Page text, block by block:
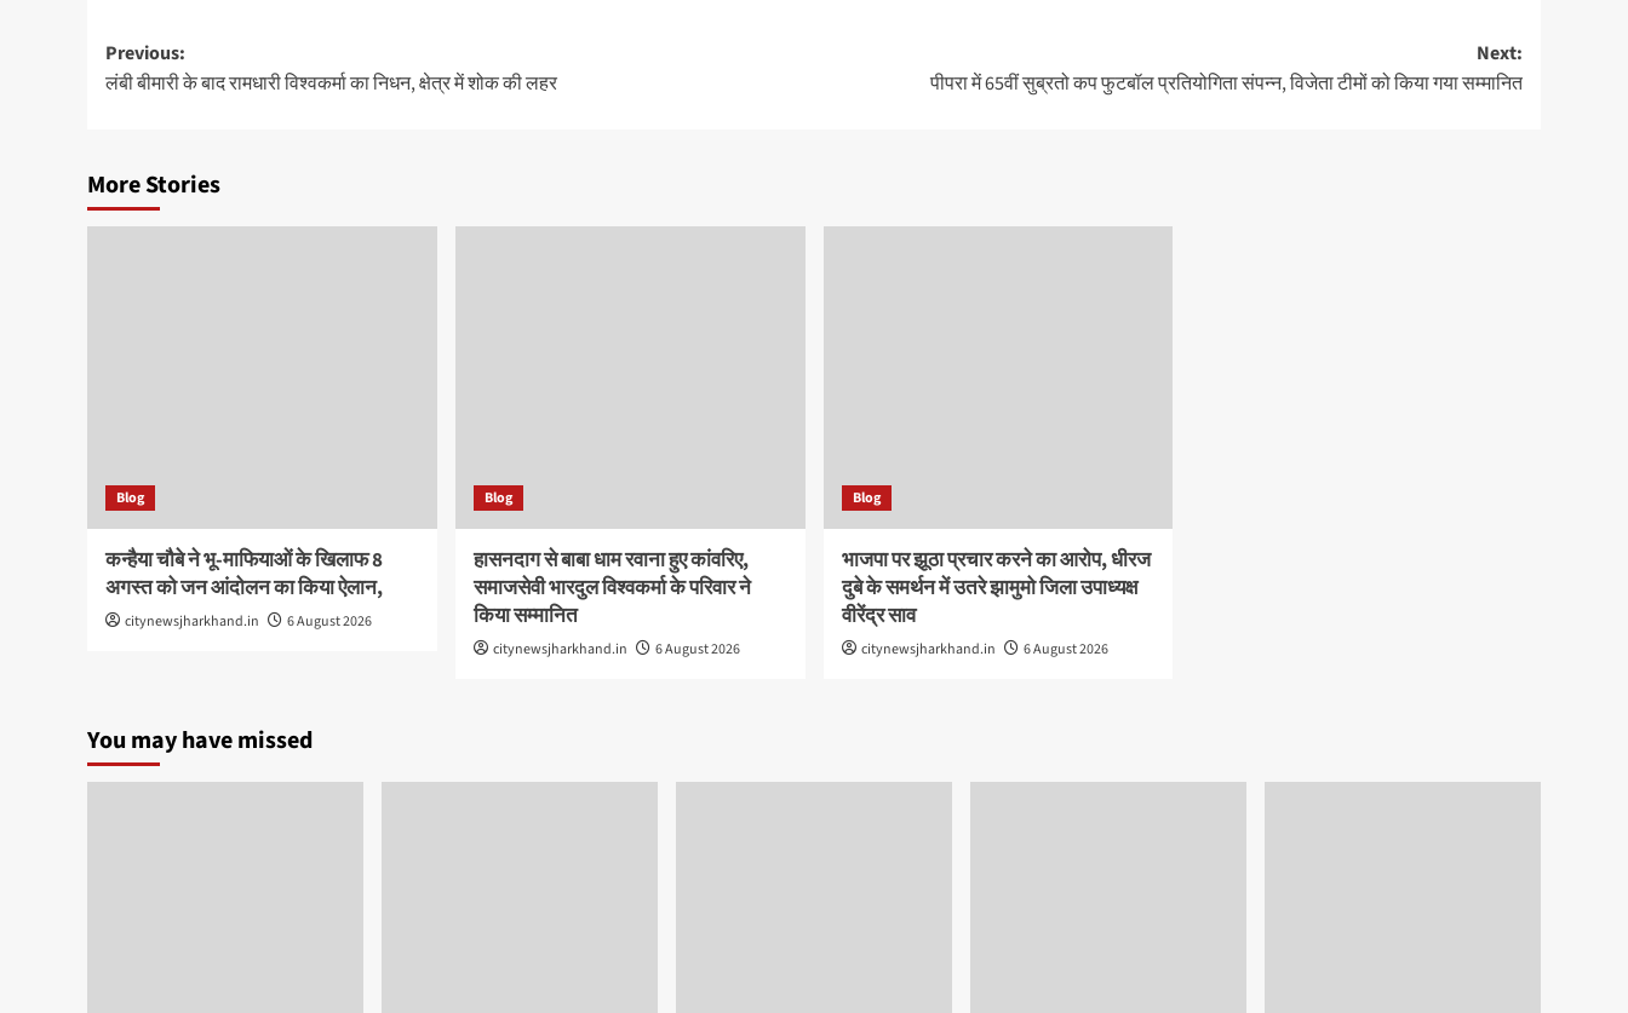
Post
navigation
Previous:
लंबी बीमारी के बाद रामधारी विश्वकर्मा का निधन, क्षेत्र में शोक की लहर
Next:
पीपरा में 65वीं सुब्रतो कप फुटबॉल प्रतियोगिता संपन्न, विजेता टीमों को किया गया सम्मानित
More Stories
Blog
कन्हैया चौबे ने भू-माफियाओं के खिलाफ 8
अगस्त को जन आंदोलन का किया ऐलान,
citynewsjharkhand.in 6 August 2026
Blog
हासनदाग से बाबा धाम रवाना हुए कांवरिए,
समाजसेवी भारदुल विश्वकर्मा के परिवार ने
किया सम्मानित
citynewsjharkhand.in 6 August 2026
Blog
भाजपा पर झूठा प्रचार करने का आरोप, धीरज
दुबे के समर्थन में उतरे झामुमो जिला उपाध्यक्ष
वीरेंद्र साव
citynewsjharkhand.in 6 August 2026
You may have missed